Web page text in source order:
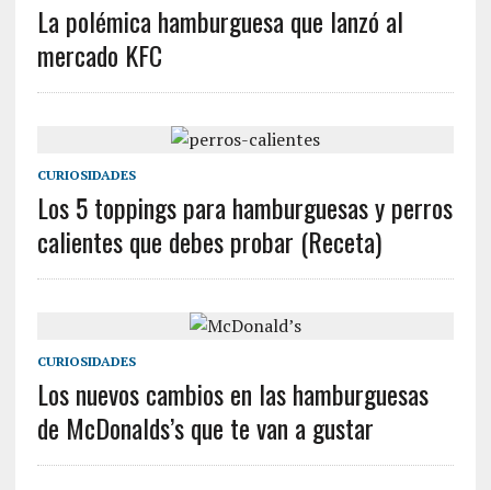
La polémica hamburguesa que lanzó al
mercado KFC
CURIOSIDADES
Los 5 toppings para hamburguesas y perros
calientes que debes probar (Receta)
CURIOSIDADES
Los nuevos cambios en las hamburguesas
de McDonalds’s que te van a gustar